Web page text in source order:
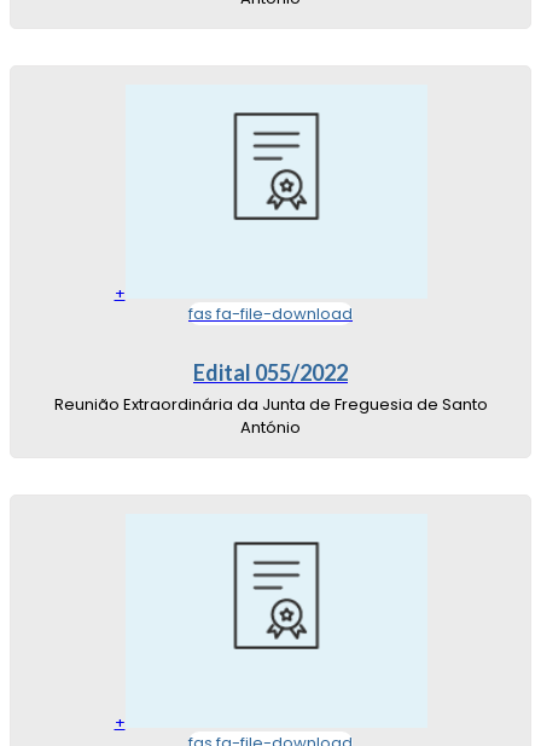
+
fas fa-file-download
Edital 055/2022
Reunião Extraordinária da Junta de Freguesia de Santo
António
+